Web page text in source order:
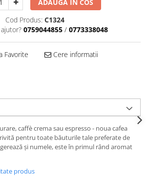
ADAUGA IN COS
Cod Produs: C1324
0759044855 / 0773338048
Favorite Cere informatii
caffè crema sau espresso - noua cafea
pentru toate băuturile tale preferate de
și numele, este în primul rând aromat
produs